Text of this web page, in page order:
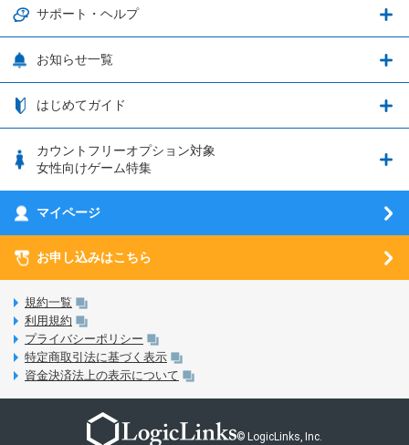
通信エリアと通信速度状況
つながる端末保証
フィルタリングアプリ
5G回線オプションについて
LINE年齢認証について
LinksStoreについて
ウマ娘 プリティーダービー
プリンセスコネクト！Re:Dive
釣り★スタ
ウマスクについて
日割り計算
OPPO端末購入キャンペーン第5弾
端末・アクセサリ
iPhone利用について
動作確認済み端末一覧
サポート・ヘルプ
サポート・ヘルプ
nanoSIM･microSIM･通常SIMの初期設定方法
eSIMの初期設定方法
MVNOのギモンを解消！
3Dセキュアについて
未成年者の方のご契約
通信制限について
動作確認済み端末一覧
お知らせ一覧
お知らせ一覧
はじめてガイド
はじめてガイド
SIMサービスについて
SIMロック解除ガイド
LinksMateのサービスについて
LPについて
おすすめプラン
お申し込み方法
カウントフリーオプション対象
女性向けゲーム特集
刀剣乱舞-ONLINE- Pocket
あんさんぶるスターズ！！Music
マイページ
お申し込みはこちら
規約一覧
利用規約
プライバシーポリシー
特定商取引法に基づく表示
資金決済法上の表示について
© LogicLinks, Inc.